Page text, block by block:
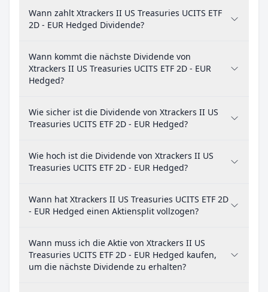
Wann zahlt Xtrackers II US Treasuries UCITS ETF
2D - EUR Hedged Dividende?
Wann kommt die nächste Dividende von
Xtrackers II US Treasuries UCITS ETF 2D - EUR
Hedged?
Wie sicher ist die Dividende von Xtrackers II US
Treasuries UCITS ETF 2D - EUR Hedged?
Wie hoch ist die Dividende von Xtrackers II US
Treasuries UCITS ETF 2D - EUR Hedged?
Wann hat Xtrackers II US Treasuries UCITS ETF 2D
- EUR Hedged einen Aktiensplit vollzogen?
Wann muss ich die Aktie von Xtrackers II US
Treasuries UCITS ETF 2D - EUR Hedged kaufen,
um die nächste Dividende zu erhalten?